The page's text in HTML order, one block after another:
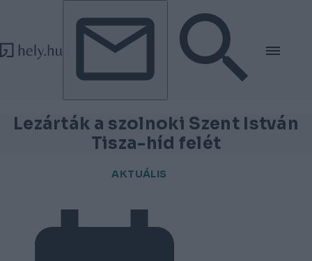
Tovább a tartalomhoz
Tovább a lábléchez
Lezárták a szolnoki Szent István
Tisza-híd felét
AKTUÁLIS